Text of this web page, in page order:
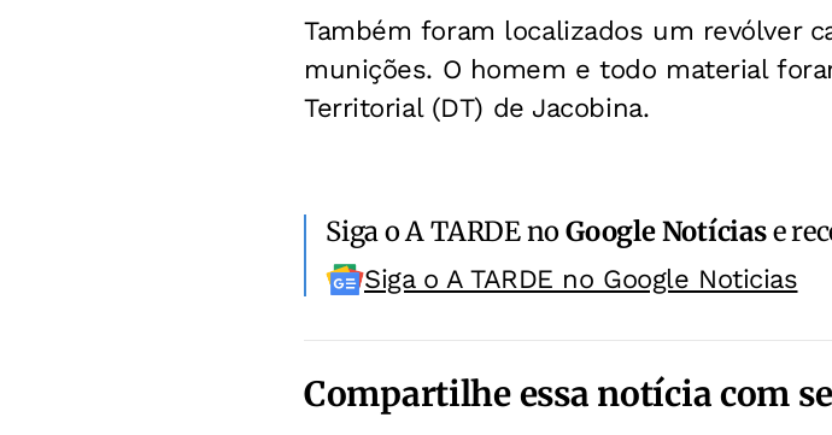
Também foram localizados um revólver
munições. O homem e todo material
Territorial (DT) de Jacobina.
Siga o A TARDE noGoogle Notíciase
Siga o A TARDE no Google Noticias
Compartilhe essa notícia com